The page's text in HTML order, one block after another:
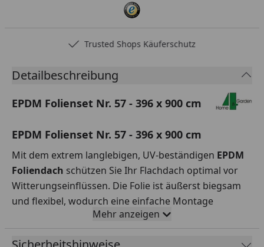
Trusted Shops Käuferschutz
Detailbeschreibung
EPDM Folienset Nr. 57 - 396 x 900 cm
EPDM Folienset Nr. 57 - 396 x 900 cm
Mit dem extrem langlebigen, UV-beständigen EPDM
Foliendach schützen Sie Ihr Flachdach optimal vor
Witterungseinflüssen. Die Folie ist äußerst biegsam
und flexibel, wodurch eine einfache Montage
Rollenbreite
396 x 900 cm
Mehr anzeigen